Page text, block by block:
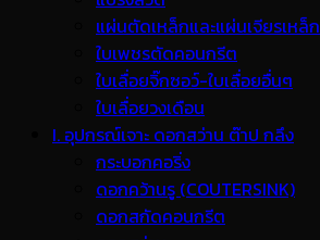
แผ่นตัดเหล็กและแผ่นเจียรเหล็ก
ใบเพชรตัดคอนกรีต
ใบเลื่อยจิ๊กซอว์-ใบเลื่อยอื่นๆ
ใบเลื่อยวงเดือน
I. อุปกรณ์เจาะ ดอกสว่าน ต๊าป กลึง
กระบอกคอริ่ง
ดอกคว้านรู (COUTERSINK)
ดอกสกัดคอนกรีต